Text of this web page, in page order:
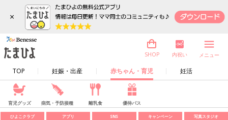
×
TOP 妊娠・出産 赤ちゃん・育児 妊活
SHOP 内祝い メニュー
育児グッズ 病気・予防接種 離乳食 優待パス
ひよこクラブ アプリ SNS キャンペーン 写真スタジオ